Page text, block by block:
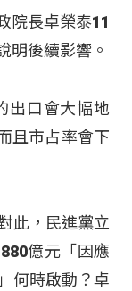
院長卓榮泰11
明後續影響。
出口會大幅地
且市占率會下
此，民進黨立
億元「因應
何時啟動？卓